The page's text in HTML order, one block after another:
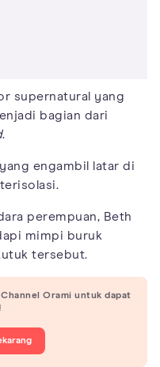
supernatural yang
bagian dari
.
engambil latar di
perempuan, Beth
mimpi buruk
tersebut.
Orami untuk dapat